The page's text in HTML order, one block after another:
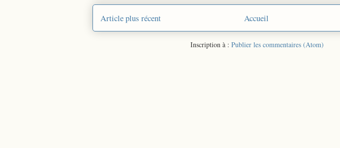
Article plus récent Accueil
Inscription à : Publier les commentaires (Atom)